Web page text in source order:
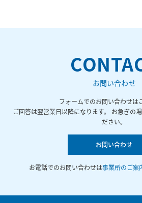
お問い合わせ
フォームでのお問い合わせは
ご回答は翌営業日以降になります。 お急ぎの
ださい。
お問い合わせ
お電話でのお問い合わせは事業所のご案